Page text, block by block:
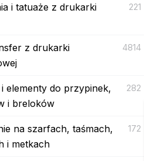
i tatuaże z drukarki
221
z drukarki
4814
elementy do przypinek,
i breloków
282
na szarfach, taśmach,
i metkach
172